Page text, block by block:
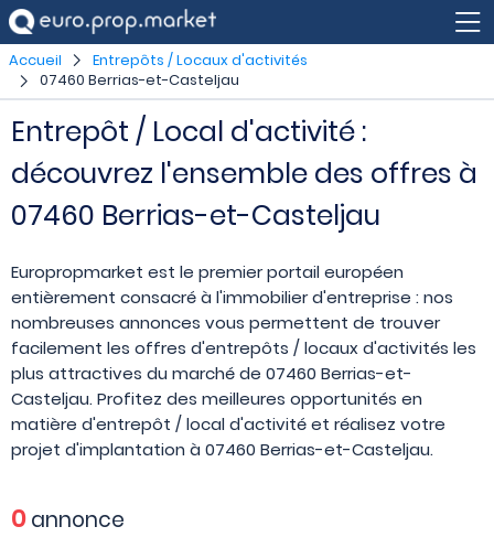
Accueil
Entrepôts / Locaux d'activités
07460 Berrias-et-Casteljau
Entrepôt / Local d'activité :
découvrez l'ensemble des offres à
07460 Berrias-et-Casteljau
Europropmarket est le premier portail européen
entièrement consacré à l'immobilier d'entreprise : nos
nombreuses annonces vous permettent de trouver
facilement les offres d'entrepôts / locaux d'activités les
plus attractives du marché de 07460 Berrias-et-
Casteljau. Profitez des meilleures opportunités en
matière d'entrepôt / local d'activité et réalisez votre
projet d'implantation à 07460 Berrias-et-Casteljau.
0annonce